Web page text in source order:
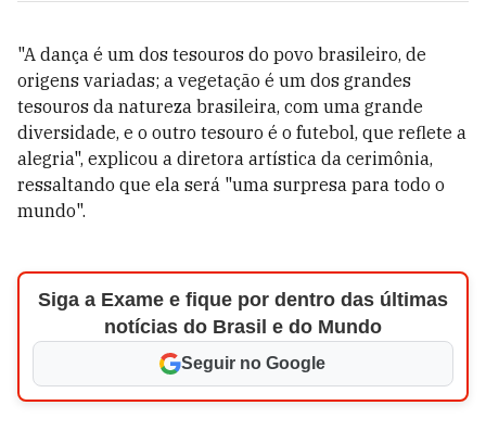
"A dança é um dos tesouros do povo brasileiro, de
origens variadas; a vegetação é um dos grandes
tesouros da natureza brasileira, com uma grande
diversidade, e o outro tesouro é o futebol, que reflete a
alegria", explicou a diretora artística da cerimônia,
ressaltando que ela será "uma surpresa para todo o
mundo".
Siga a Exame e fique por dentro das últimas
notícias do Brasil e do Mundo
Seguir no Google